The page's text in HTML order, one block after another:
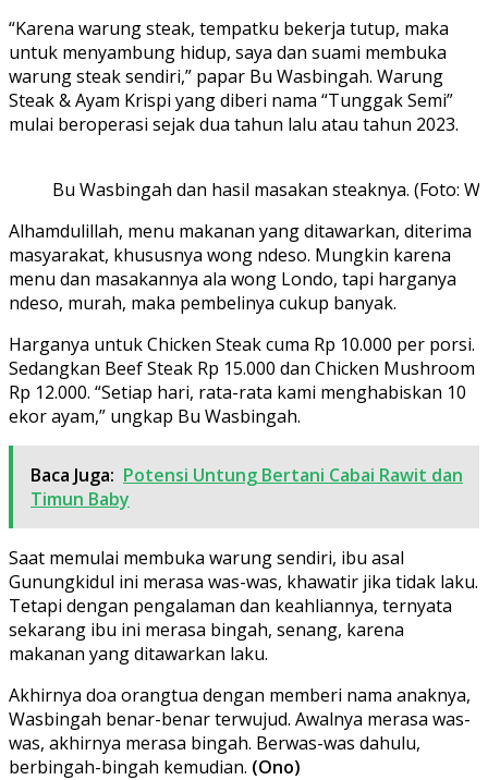
“Karena warung steak, tempatku bekerja tutup, maka
untuk menyambung hidup, saya dan suami membuka
warung steak sendiri,” papar Bu Wasbingah. Warung
Steak & Ayam Krispi yang diberi nama “Tunggak Semi”
mulai beroperasi sejak dua tahun lalu atau tahun 2023.
Bu Wasbingah dan hasil masakan steaknya. (Foto:
Alhamdulillah, menu makanan yang ditawarkan, diterima
masyarakat, khususnya wong ndeso. Mungkin karena
menu dan masakannya ala wong Londo, tapi harganya
ndeso, murah, maka pembelinya cukup banyak.
Harganya untuk Chicken Steak cuma Rp 10.000 per porsi.
Sedangkan Beef Steak Rp 15.000 dan Chicken Mushroom
Rp 12.000. “Setiap hari, rata-rata kami menghabiskan 10
ekor ayam,” ungkap Bu Wasbingah.
Baca Juga: Potensi Untung Bertani Cabai Rawit dan
Timun Baby
Saat memulai membuka warung sendiri, ibu asal
Gunungkidul ini merasa was-was, khawatir jika tidak laku.
Tetapi dengan pengalaman dan keahliannya, ternyata
sekarang ibu ini merasa bingah, senang, karena
makanan yang ditawarkan laku.
Akhirnya doa orangtua dengan memberi nama anaknya,
Wasbingah benar-benar terwujud. Awalnya merasa was-
was, akhirnya merasa bingah. Berwas-was dahulu,
berbingah-bingah kemudian. (Ono)